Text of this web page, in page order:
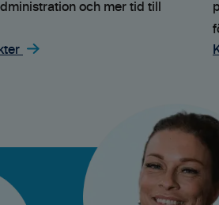
och mer tid till